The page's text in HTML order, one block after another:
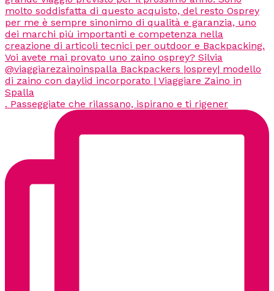
. Passeggiate che rilassano, ispirano e ti rigener